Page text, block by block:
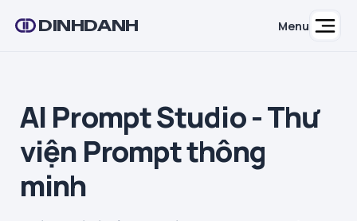
DINHDANH Menu
AI Prompt Studio - Thư
viện Prompt thông
minh